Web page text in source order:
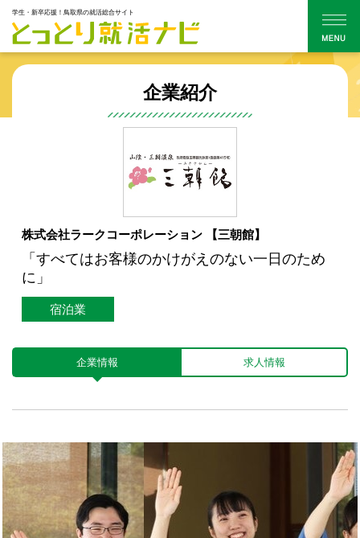
学生・新卒応援！鳥取県の就活総合サイト
企業紹介
株式会社ラークコーポレーション 【三朝館】
「すべてはお客様のかけがえのない一日のため
に」
宿泊業
企業情報 求人情報